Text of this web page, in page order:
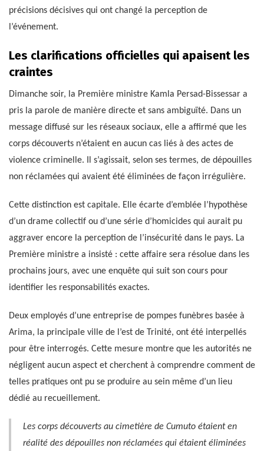
précisions décisives qui ont changé la perception de
l’événement.
Les clarifications officielles qui apaisent les
craintes
Dimanche soir, la Première ministre Kamla Persad-Bissessar a
pris la parole de manière directe et sans ambiguïté. Dans un
message diffusé sur les réseaux sociaux, elle a affirmé que les
corps découverts n’étaient en aucun cas liés à des actes de
violence criminelle. Il s’agissait, selon ses termes, de dépouilles
non réclamées qui avaient été éliminées de façon irrégulière.
Cette distinction est capitale. Elle écarte d’emblée l’hypothèse
d’un drame collectif ou d’une série d’homicides qui aurait pu
aggraver encore la perception de l’insécurité dans le pays. La
Première ministre a insisté : cette affaire sera résolue dans les
prochains jours, avec une enquête qui suit son cours pour
identifier les responsabilités exactes.
Deux employés d’une entreprise de pompes funèbres basée à
Arima, la principale ville de l’est de Trinité, ont été interpellés
pour être interrogés. Cette mesure montre que les autorités ne
négligent aucun aspect et cherchent à comprendre comment de
telles pratiques ont pu se produire au sein même d’un lieu
dédié au recueillement.
Les corps découverts au cimetière de Cumuto étaient en
réalité des dépouilles non réclamées qui étaient éliminées